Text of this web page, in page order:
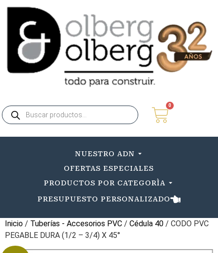
0
NUESTRO ADN
OFERTAS ESPECIALES
PRODUCTOS POR CATEGORÌA
PRESUPUESTO PERSONALIZADO
Inicio / Tuberías - Accesorios PVC / Cédula 40 / CODO PVC
PEGABLE DURA (1/2 – 3/4) X 45°